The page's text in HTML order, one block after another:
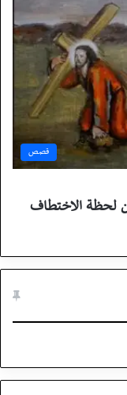
قصص
لحظة الاختطاف